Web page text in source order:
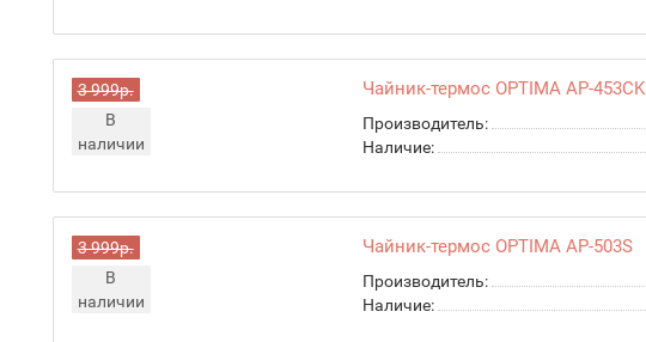
3 999р.
В
наличии
Чайник-термос OPTIMA AP-
Производитель:
Наличие:
3 999р.
В
наличии
Чайник-термос OPTIMA AP-503S
Производитель:
Наличие: